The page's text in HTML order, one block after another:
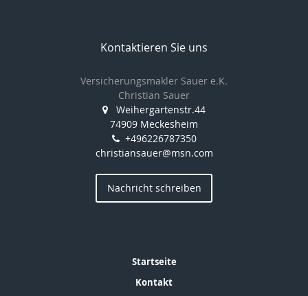
Kontaktieren Sie uns
Versicherungsmakler Sauer e.K.
Christian Sauer
Weihergartenstr.44
74909 Meckesheim
+496226787350
christiansauer@msn.com
Nachricht schreiben
Startseite
Kontakt